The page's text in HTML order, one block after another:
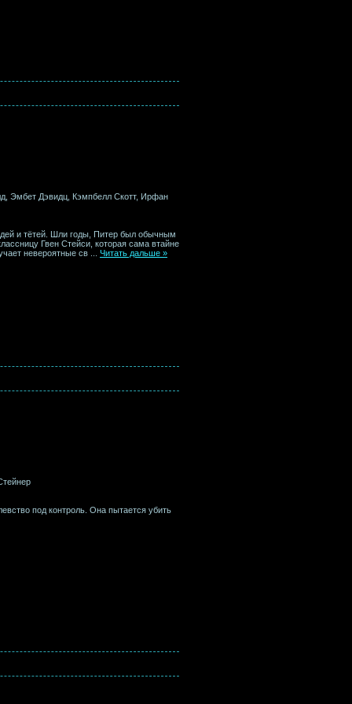
Эмбет Дэвидц, Кэмпбелл Скотт, Ирфан
и тётей. Шли годы, Питер был обычным
Гвен Стейси, которая сама втайне
невероятные св
Читать дальше »
под контроль. Она пытается убить